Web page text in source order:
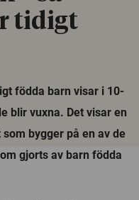
tidigt
födda barn visar i 10-
blir vuxna. Det visar en
bygger på en av de
gjorts av barn födda